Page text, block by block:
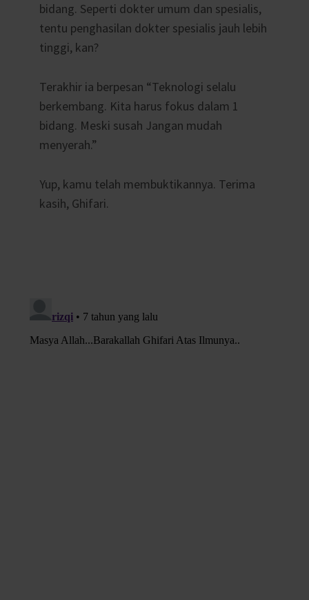
bidang. Seperti dokter umum dan spesialis,
tentu penghasilan dokter spesialis jauh lebih
tinggi, kan?
Terakhir ia berpesan “Teknologi selalu
berkembang. Kita harus fokus dalam 1
bidang. Meski susah Jangan mudah
menyerah.”
Yup, kamu telah membuktikannya. Terima
kasih, Ghifari.